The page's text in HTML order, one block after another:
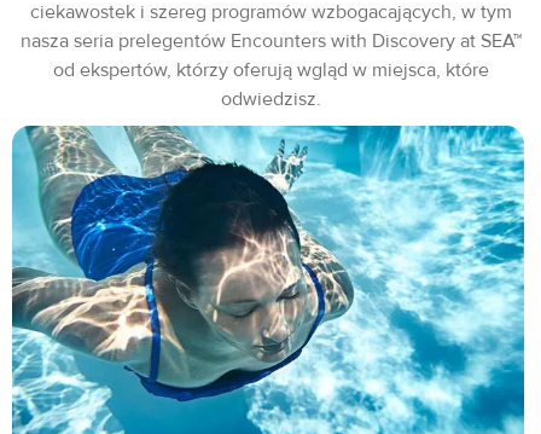
ciekawostek i szereg programów wzbogacających, w tym
nasza seria prelegentów Encounters with Discovery at SEA™
od ekspertów, którzy oferują wgląd w miejsca, które
odwiedzisz.